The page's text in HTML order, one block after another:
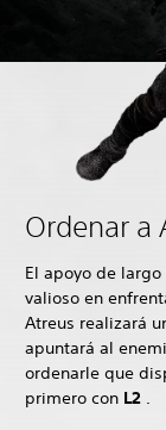
Ordenar a
El apoyo de
valioso en
Atreus realizará
apuntará al
ordenarle que
primero con L2 .